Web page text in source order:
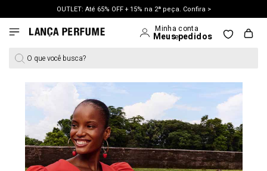
OUTLET: Até 65% OFF + 15% na 2ª peça. Confira >
LANÇAMENTO PRIMAVERA 27. Clique e aproveite.
O que você busca?